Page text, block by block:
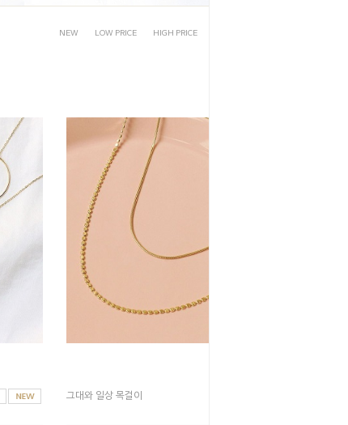
NEW LOW PRICE HIGH PRICE
그대와 일상 목걸이